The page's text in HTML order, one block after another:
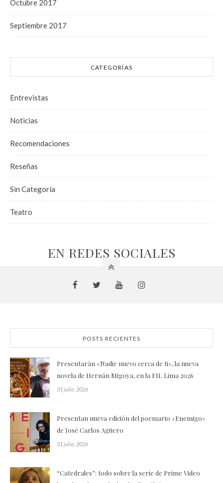
Octubre 2017
Septiembre 2017
CATEGORÍAS
Entrevistas
Noticias
Recomendaciones
Reseñas
Sin Categoría
Teatro
EN REDES SOCIALES
POSTS RECIENTES
Presentarán «Nadie nuevo cerca de ti», la nueva
novela de Hernán Migoya, en la FIL Lima 2026
31 julio, 2026
Presentan nueva edición del poemario «Enemigo»
de José Carlos Agüero
31 julio, 2026
“Catedrales”: todo sobre la serie de Prime Video